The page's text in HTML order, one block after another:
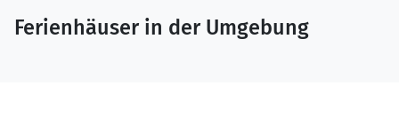
Ferienhäuser in der Umgebung